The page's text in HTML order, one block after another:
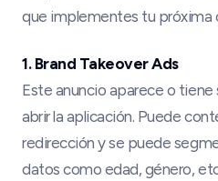
que implementes tu próxima
1. Brand Takeover Ads
Este anuncio aparece o
abrir la aplicación. Puede
redirección y se puede
datos como edad, género,